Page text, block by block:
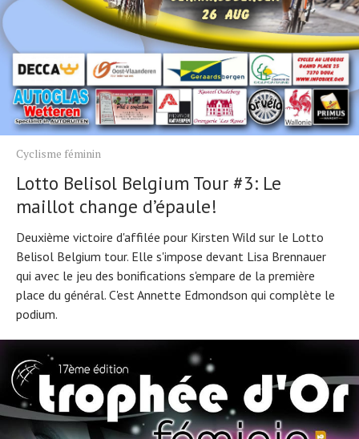
Cyclisme féminin
Lotto Belisol Belgium Tour #3: Le
maillot change d’épaule!
Deuxième victoire d'affilée pour Kirsten Wild sur le Lotto
Belisol Belgium tour. Elle s'impose devant Lisa Brennauer
qui avec le jeu des bonifications s'empare de la première
place du général. C'est Annette Edmondson qui complète le
podium.